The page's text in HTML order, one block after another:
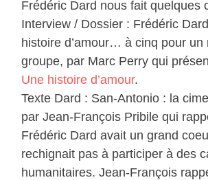
Frédéric Dard nous fait quelques
Interview / Dossier : Frédéric
histoire d’amour… à cinq pour un
groupe, par Marc Perry qui
Une histoire d’amour.
Texte Dard : San-Antonio : la
par Jean-François Pribile qui
Frédéric Dard avait un grand
rechignait pas à participer à des
humanitaires. Jean-François